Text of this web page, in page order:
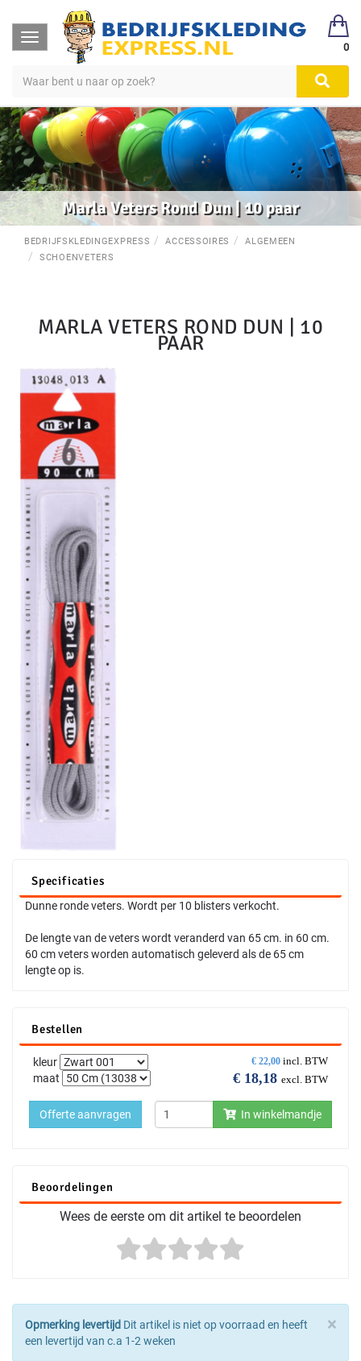
Toggle
navigation
0
Marla Veters Rond Dun | 10 paar
BEDRIJFSKLEDINGEXPRESS ACCESSOIRES
ALGEMEEN
SCHOENVETERS
MARLA VETERS ROND DUN | 10
PAAR
Specificaties
Dunne ronde veters. Wordt per 10 blisters verkocht.
De lengte van de veters wordt veranderd van 65 cm. in 60 cm.
60 cm veters worden automatisch geleverd als de 65 cm
lengte op is.
Bestellen
€ 22,00 incl. BTW
€ 18,18 excl. BTW
kleur
maat
In winkelmandje
Offerte aanvragen
Beoordelingen
Wees de eerste om dit artikel te beoordelen
×
Opmerking levertijd Dit artikel is niet op voorraad en heeft
een levertijd van c.a 1-2 weken